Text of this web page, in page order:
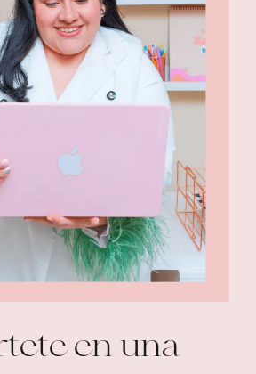
en una